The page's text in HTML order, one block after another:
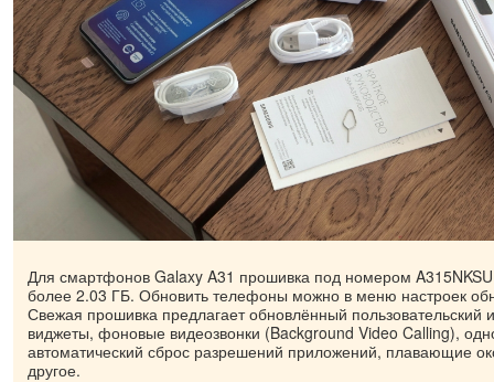
Для смартфонов Galaxy A31 прошивка под номером
более 2.03 ГБ. Обновить телефоны можно в меню настроек
Свежая прошивка предлагает обновлённый пользовательский
виджеты, фоновые видеозвонки (Background Video Calling),
автоматический сброс разрешений приложений, плавающие
другое.